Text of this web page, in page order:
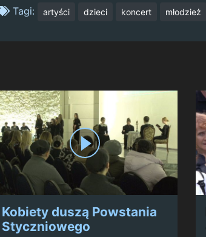
Tagi: artyści dzieci koncert młodzież
Kobiety duszą Powstania
Styczniowego